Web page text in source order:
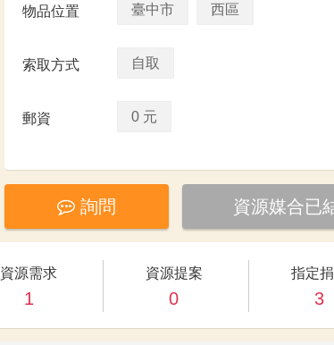
物品位置 臺中市 西區
索取方式 自取
郵資 0 元
詢問 資源媒合已
資源需求
1
資源提案
0
指定
3